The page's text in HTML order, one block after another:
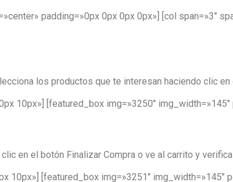
padding=»0px 0px 0px 0px»] [col span=»3″
los productos que te interesan haciendo clic en
10px»] [featured_box img=»3250″
clic en el botón Finalizar Compra o ve al carrito y
10px»] [featured_box img=»3251″ img_width=»145″